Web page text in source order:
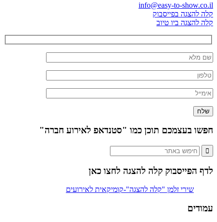
info@easy-to-show.co.il
קלה להצגה בפייסבוק
קלה להצגה ביו טיוב
חפשו בעצמכם תוכן כמו "סטנדאפ לאירוע חברה"
לדף הפייסבוק קלה להצגה לחצו כאן
עמודים